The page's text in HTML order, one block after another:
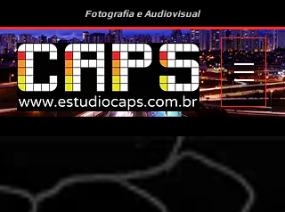
Fotografia e Audiovisual